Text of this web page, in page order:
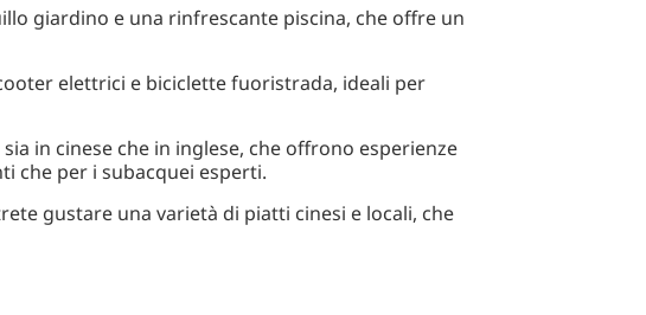
giardino e una rinfrescante piscina, che offre un
elettrici e biciclette fuoristrada, ideali per
in cinese che in inglese, che offrono esperienze
che per i subacquei esperti.
gustare una varietà di piatti cinesi e locali, che
10 minuti dal molo, dall'aeroporto e dalle